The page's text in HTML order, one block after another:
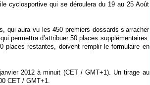
cyclosportive qui se déroulera du 19 au 25 Août
qui aura vu les 450 premiers dossards s’arracher
permettra d’attribuer 50 places supplémentaires.
places restantes, doivent remplir le formulaire en
2012 à minuit (CET / GMT+1). Un tirage au
CET / GMT+1.